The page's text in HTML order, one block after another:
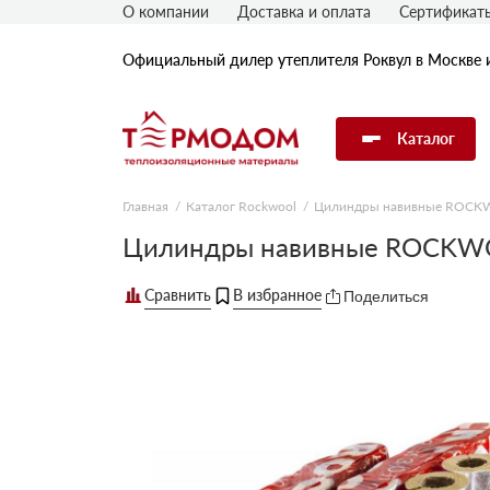
Официальный дилер утеплителя Роквул в Москве
Каталог
Утеплитель Rockwool
Утеплитель Технониколь
О компании Доставка и оплата
Главная Каталог Rockwool Цилиндры навивные
Цилиндры навивные
Поделиться